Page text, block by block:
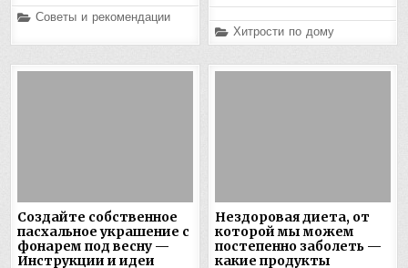
Posted
Советы и рекомендации
Posted
in
Хитрости по дому
Создайте собственное
пасхальное украшение с
фонарем под весну —
Инструкции и идеи
Нездоровая диета, от
которой мы можем
постепенно заболеть —
какие продукты